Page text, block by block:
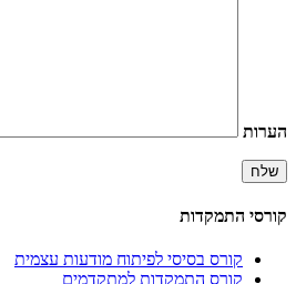
הערות
קורסי התמקדות
קורס בסיסי לפיתוח מודעות עצמית
קורס התמקדות למתקדמים